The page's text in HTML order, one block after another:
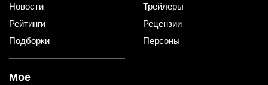
Новости
Рейтинги
Подборки
Трейлеры
Рецензии
Персоны
Мое